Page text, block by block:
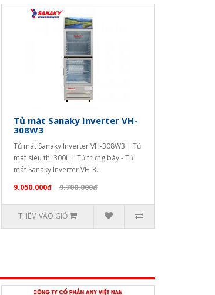
Tủ mát Sanaky Inverter VH-
308W3
Tủ mát Sanaky Inverter VH-308W3 | Tủ
mát siêu thị 300L | Tủ trưng bày - Tủ
mát Sanaky Inverter VH-3..
9.050.000đ
9.700.000đ
THÊM VÀO GIỎ